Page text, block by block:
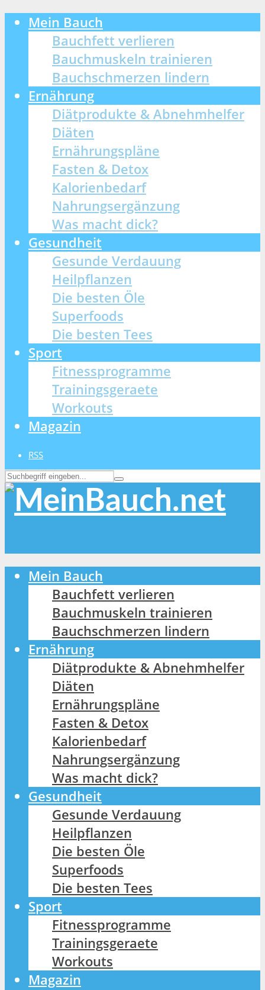
Mein Bauch
Bauchfett verlieren
Bauchmuskeln trainieren
Bauchschmerzen lindern
Ernährung
Diätprodukte & Abnehmhelfer
Diäten
Ernährungspläne
Fasten & Detox
Kalorienbedarf
Nahrungsergänzung
Was macht dick?
Gesundheit
Gesunde Verdauung
Heilpflanzen
Die besten Öle
Superfoods
Die besten Tees
Sport
Fitnessprogramme
Trainingsgeraete
Workouts
Magazin
RSS
Mein Bauch
Bauchfett verlieren
Bauchmuskeln trainieren
Bauchschmerzen lindern
Ernährung
Diätprodukte & Abnehmhelfer
Diäten
Ernährungspläne
Fasten & Detox
Kalorienbedarf
Nahrungsergänzung
Was macht dick?
Gesundheit
Gesunde Verdauung
Heilpflanzen
Die besten Öle
Superfoods
Die besten Tees
Sport
Fitnessprogramme
Trainingsgeraete
Workouts
Magazin